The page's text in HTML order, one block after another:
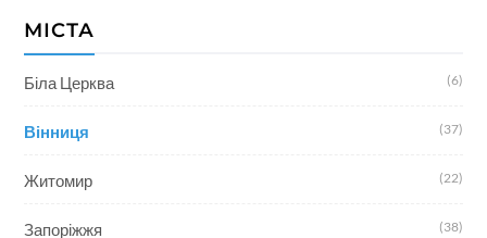
МІСТА
Біла Церква (6)
Вінниця (37)
Житомир (22)
Запоріжжя (38)